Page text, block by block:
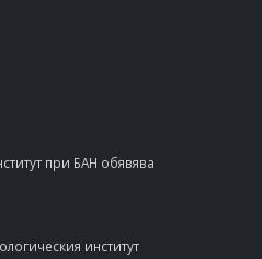
при БАН обявява
институт